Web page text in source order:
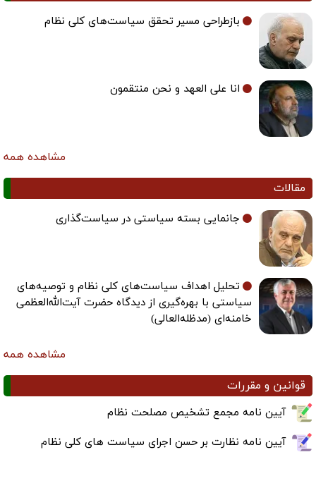
بازطراحی مسیر تحقق سیاست‌های کلی نظام
انا علی العهد و نحن منتقمون
مشاهده همه
مقالات
جانمایی بسته سیاستی در سیاست‌گذاری
تحلیل اهداف سیاست‌های کلی نظام و توصیه‌های
سیاستی با بهره‌گیری از دیدگاه حضرت آیت‌الله‌العظمی
خامنه‌ای (مدظله‌العالی)
مشاهده همه
قوانین و مقررات
آیین نامه مجمع تشخیص مصلحت نظام
آیین نامه نظارت بر حسن اجرای سیاست های کلی نظام